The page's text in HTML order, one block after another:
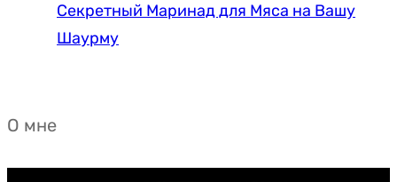
Секретный Маринад для Мяса на Вашу
Шаурму
О мне